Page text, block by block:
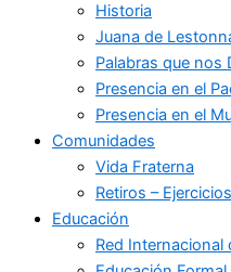
Historia
Juana de
Palabras que nos
Presencia en el
Presencia en el
Comunidades
Vida Fraterna
Retiros –
Educación
Red Internacional